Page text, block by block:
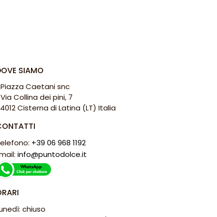
SIAMO
Piazza Caetani snc
Via Collina dei pini, 7
Cisterna di Latina (LT) Italia
+39 06 968 1192
info@puntodolce.it
chiuso